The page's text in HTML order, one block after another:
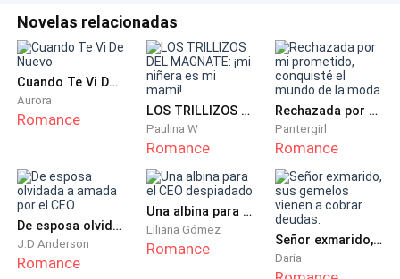
pagar la cirugía y vivirás — luego miró a la otra bebé.
Tenía que criar a esa niña como suya para que su hija
pudiera vivir, pero no pudo ver más que un trozo de
carne rubio y desagradable.
era de su hija.
Eva salió de la habitación con el corazón roto, pero
había salvado la vida de su hija.
Novelas relacionadas
Cuando Te Vi De Nuevo
Aurora
Romance LOS TRILLIZOS DEL MAGNATE: ¡mi niñera es mi mami!
Paulina W
Romance
Rechazada por mi prometido, conquisté el mundo de la moda
Pantergirl
Romance
De esposa olvidada a amada por el CEO
J.D Anderson
Romance
Una albina para el CEO despiadado
Liliana Gómez
Romance Señor exmarido, sus gemelos vienen a cobrar deudas.
Daria